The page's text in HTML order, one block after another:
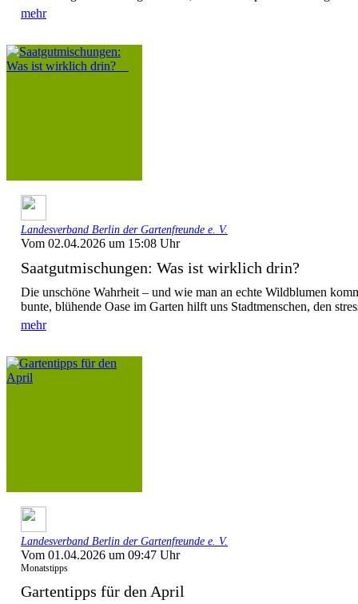
mehr
Landesverband Berlin der Gartenfreunde e. V.
Vom 02.04.2026 um 15:08 Uhr
Saatgutmischungen: Was ist wirklich drin?
Die unschöne Wahrheit – und wie man an echte Wildblumen
bunte, blühende Oase im Garten hilft uns Stadtmenschen, den
mehr
Landesverband Berlin der Gartenfreunde e. V.
Vom 01.04.2026 um 09:47 Uhr
Monatstipps
Gartentipps für den April